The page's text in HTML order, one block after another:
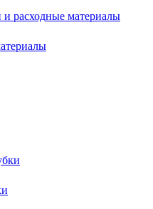
и расходные материалы